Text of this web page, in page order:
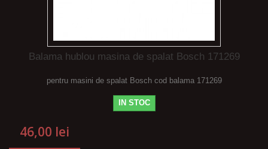
Balama hublou masina de spalat Bosch 171269
pentru masini de spalat Bosch cod balama 171269
IN STOC
46,00 lei